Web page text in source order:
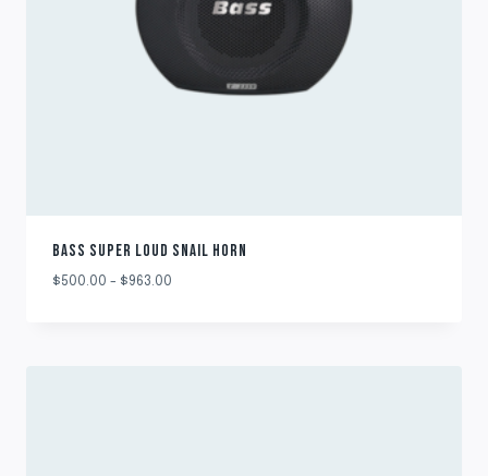
BASS SUPER LOUD SNAIL HORN
$500.00 - $963.00Rango